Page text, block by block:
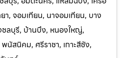
, จอมเทียน, นาจอมเทียน, บาง
ลบุรี, บ้านบึง, หนองใหญ่,
นัสนิคม, ศรีราชา, เกาะสีชัง,